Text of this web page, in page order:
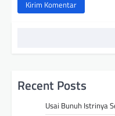
Recent Posts
Usai Bunuh Istrinya